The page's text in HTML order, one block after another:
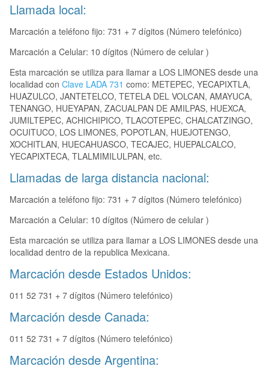
Llamada local:
Marcación a teléfono fijo: 731 + 7 dígitos (Número telefónico)
Marcación a Celular: 10 dígitos (Número de celular )
Esta marcación se utiliza para llamar a LOS LIMONES desde una
localidad con Clave LADA 731 como: METEPEC, YECAPIXTLA,
HUAZULCO, JANTETELCO, TETELA DEL VOLCAN, AMAYUCA,
TENANGO, HUEYAPAN, ZACUALPAN DE AMILPAS, HUEXCA,
JUMILTEPEC, ACHICHIPICO, TLACOTEPEC, CHALCATZINGO,
OCUITUCO, LOS LIMONES, POPOTLAN, HUEJOTENGO,
XOCHITLAN, HUECAHUASCO, TECAJEC, HUEPALCALCO,
YECAPIXTECA, TLALMIMILULPAN, etc.
Llamadas de larga distancia nacional:
Marcación a teléfono fijo: 731 + 7 dígitos (Número telefónico)
Marcación a Celular: 10 dígitos (Número de celular )
Esta marcación se utiliza para llamar a LOS LIMONES desde una
localidad dentro de la republica Mexicana.
Marcación desde Estados Unidos:
011 52 731 + 7 dígitos (Número telefónico)
Marcación desde Canada:
011 52 731 + 7 dígitos (Número telefónico)
Marcación desde Argentina: